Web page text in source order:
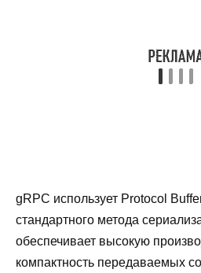
gRPC использует Protocol
стандартного метода
обеспечивает высокую
компактность передаваемых